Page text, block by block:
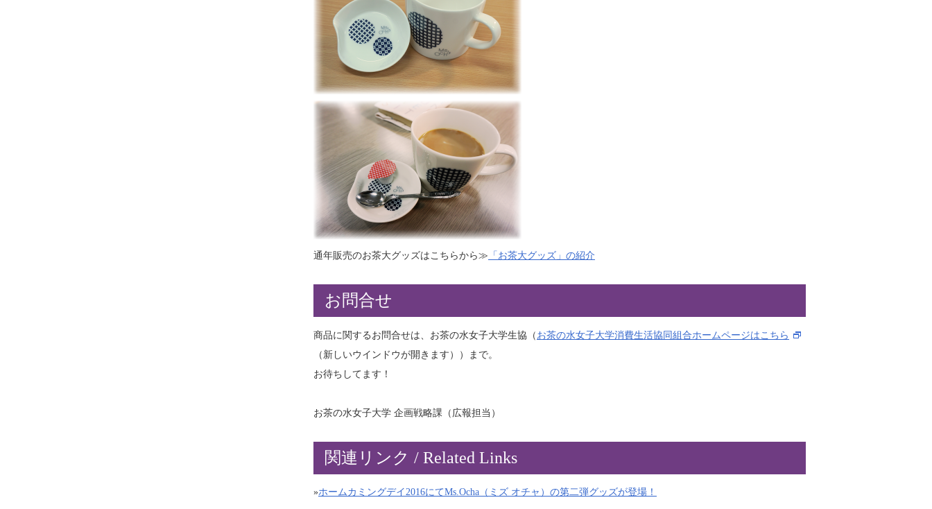
通年販売のお茶大グッズはこちらから≫ 「お茶大グッズ」の紹介
お問合せ
商品に関するお問合せは、お茶の水女子大学生協（お茶の水女子大学消費生活協同組合ホームページはこちら
（新しいウインドウが開きます））まで。
お待ちしてます！
お茶の水女子大学 企画戦略課（広報担当）
関連リンク / Related Links
»ホームカミングデイ2016にてMs.Ocha（ミズ オチャ）の第二弾グッズが登場！